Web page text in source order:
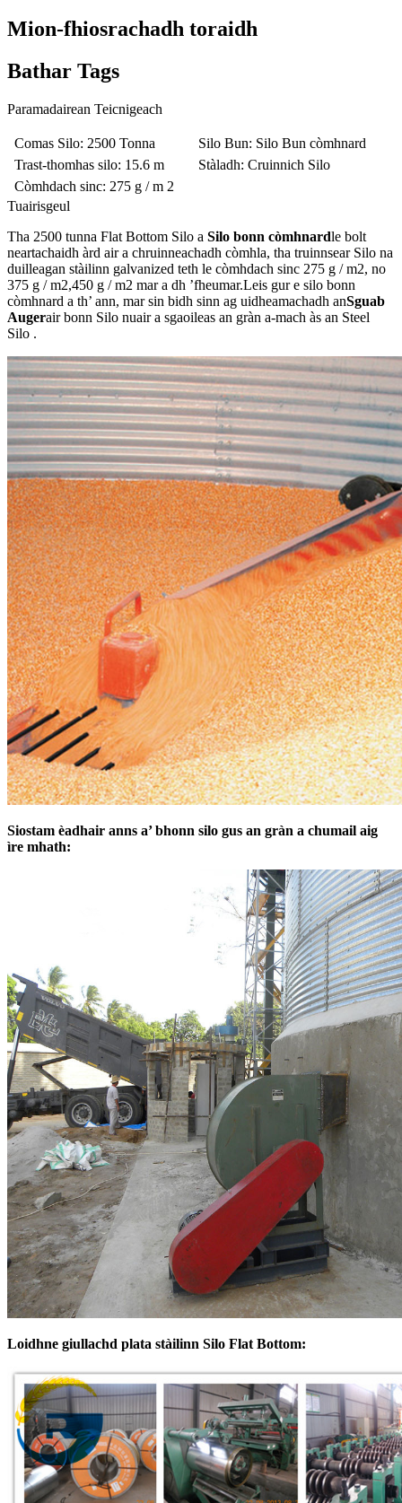
Mion-fhiosrachadh toraidh
Bathar Tags
Paramadairean Teicnigeach
Comas Silo: 2500 Tonna Silo Bun: Silo Bun còmhnard
Trast-thomhas silo: 15.6 m Stàladh: Cruinnich Silo
Còmhdach sinc: 275 g / m 2
Tuairisgeul
Tha 2500 tunna Flat Bottom Silo a Silo bonn còmhnardle bolt
neartachaidh àrd air a chruinneachadh còmhla, tha truinnsear Silo na
duilleagan stàilinn galvanized teth le còmhdach sinc 275 g / m2, no
375 g / m2,450 g / m2 mar a dh ’fheumar.Leis gur e silo bonn
còmhnard a th’ ann, mar sin bidh sinn ag uidheamachadh anSguab
Augerair bonn Silo nuair a sgaoileas an gràn a-mach às an Steel
Silo .
Siostam èadhair anns a’ bhonn silo gus an gràn a chumail aig
ìre mhath:
Loidhne giullachd plata stàilinn Silo Flat Bottom: